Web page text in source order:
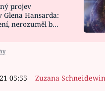
projev
Glena Hansarda:
nerozuměl by
05:55 Zuzana